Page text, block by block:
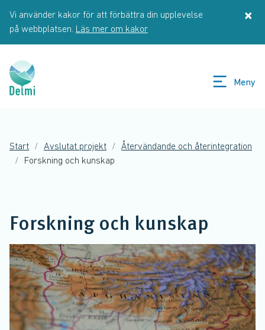
Vi använder kakor för att förbättra din upplevelse
på webbplatsen. Läs mer om kakor
×
Meny
Start Avslutat projekt
Återvändande och återintegration
Forskning och kunskap
Forskning och kunskap